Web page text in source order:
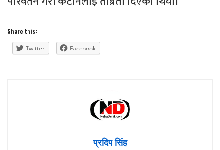
Share this:
Twitter Facebook
प्रदिप सिंह